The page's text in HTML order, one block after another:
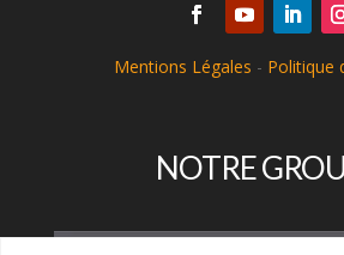
Mentions Légales - Politique
NOTRE